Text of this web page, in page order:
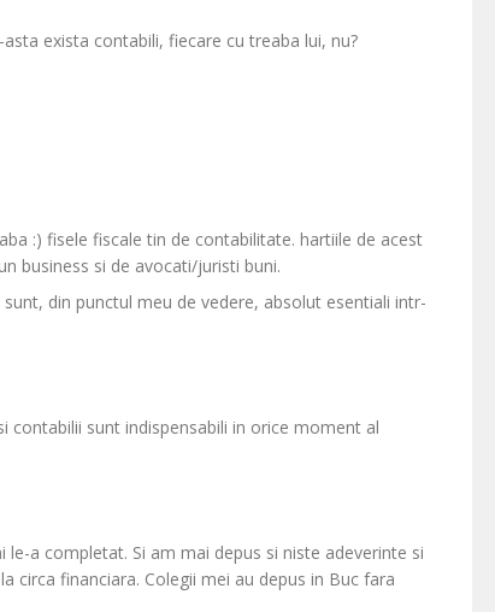
exista contabili, fiecare cu treaba lui, nu?
:) fisele fiscale tin de contabilitate. hartiile de acest
business si de avocati/juristi buni.
din punctul meu de vedere, absolut esentiali intr-
contabilii sunt indispensabili in orice moment al
a completat. Si am mai depus si niste adeverinte si
circa financiara. Colegii mei au depus in Buc fara